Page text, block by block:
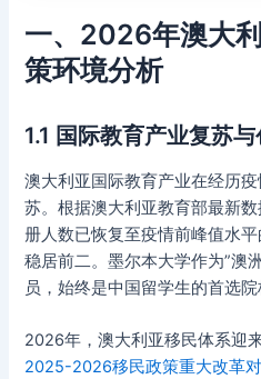
一、2026年澳大
策环境分析
1.1 国际教育产业复苏
澳大利亚国际教育产业在经历
苏。根据澳大利亚教育部最新
册人数已恢复至疫情前峰值水
稳居前二。墨尔本大学作为”澳
员，始终是中国留学生的首选院
2026年，澳大利亚移民体系迎
2025-2026移民政策重大改革